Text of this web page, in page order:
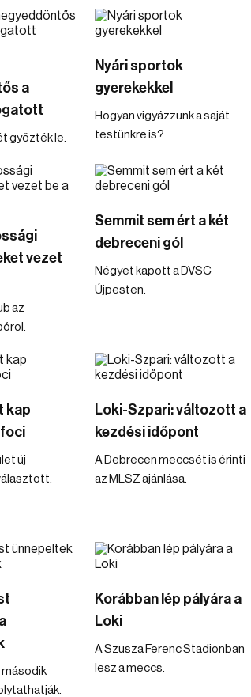
a
győzték le.
Nyári sportok
gyerekekkel
Hogyan vigyázzunk a saját
testünkre is?
vezet
az
Semmit sem ért a két
debreceni gól
Négyet kapott a DVSC
Újpesten.
kap
új
Loki-Szpari: változott a
kezdési időpont
A Debrecen meccsét is érinti
az MLSZ ajánlása.
második
Korábban lép pályára a
Loki
A Szusza Ferenc Stadionban
lesz a meccs.